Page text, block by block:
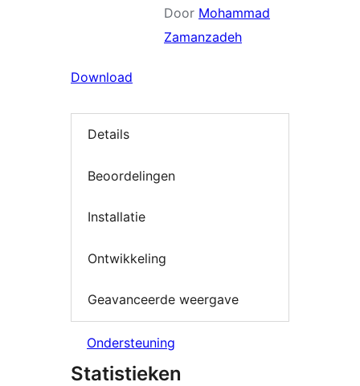
Door Mohammad
Zamanzadeh
Download
Details
Beoordelingen
Installatie
Ontwikkeling
Geavanceerde weergave
Ondersteuning
Statistieken